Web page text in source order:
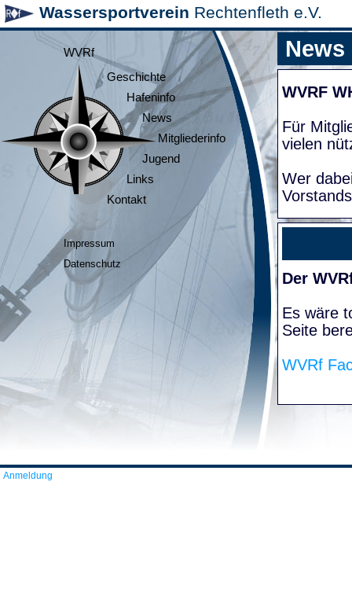
Wassersportverein Rechtenfleth e.V.
WVRf
Geschichte
Hafeninfo
News
Mitgliederinfo
Jugend
Links
Kontakt
Impressum
Datenschutz
News
WVRF
Für
vielen
Wer
Der
Es wäre
Seite
WVRf
Anmeldung